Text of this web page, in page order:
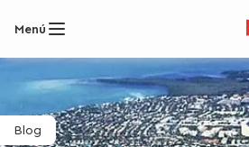
Menú
Blog